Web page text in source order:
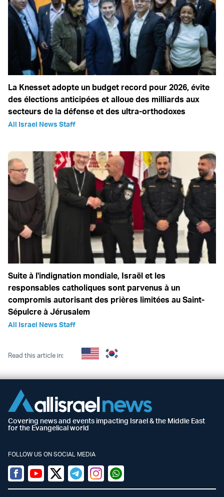
La Knesset adopte un budget record pour 2026, évite
des élections anticipées et alloue des milliards aux
secteurs de la défense et des ultra-orthodoxes
All Israel News Staff
Suite à l'indignation mondiale, Israël et les
responsables catholiques sont parvenus à un
compromis autorisant des prières limitées au Saint-
Sépulcre à Jérusalem
All Israel News Staff
Read this article in:
Covering news and events impacting Israel & the Middle East
for the Evangelical world
FOLLOW US ON SOCIAL MEDIA
Facebook
YoutubeTwitter (X)
TelegramInstagramWhatsapp